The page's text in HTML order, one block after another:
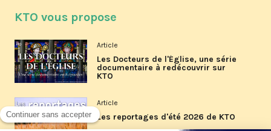
KTO vous propose
Article
Les Docteurs de l'Église, une série
documentaire à redécouvrir sur
KTO
Article
Les reportages d'été 2026 de KTO